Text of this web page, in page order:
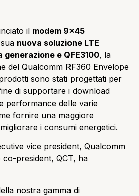
il modem 9×45
nuova soluzione LTE
generazione e QFE3100, la
del Qualcomm RF360 Envelope
sono stati progettati per
di supportare i download
performance delle varie
fornire una maggiore
i consumi energetici.
vice president, Qualcomm
president, QCT, ha
nostra gamma di